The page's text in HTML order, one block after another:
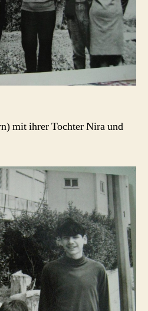
mit ihrer Tochter Nira und